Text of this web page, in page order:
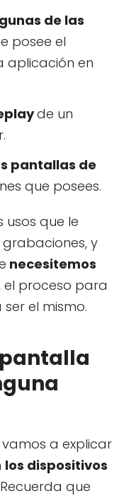
de las
posee el
aplicación en
de un
pantallas de
que posees.
usos que le
y
necesitemos
el proceso para
el mismo.
a explicar
los dispositivos
que